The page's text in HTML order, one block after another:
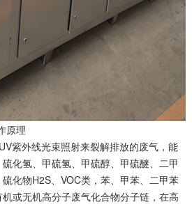
原理
紫外线光束照射来裂解排放的废气，能
化氢、甲硫氢、甲硫醇、甲硫醚、二甲
化物H2S、VOC类，苯、甲苯、二甲苯
或无机高分子废气化合物分子链，在高